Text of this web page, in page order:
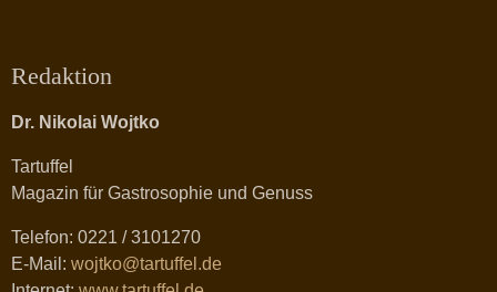
Redaktion
Dr. Nikolai Wojtko
Tartuffel
Magazin für Gastrosophie und Genuss
Telefon: 0221 / 3101270
E-Mail: wojtko@tartuffel.de